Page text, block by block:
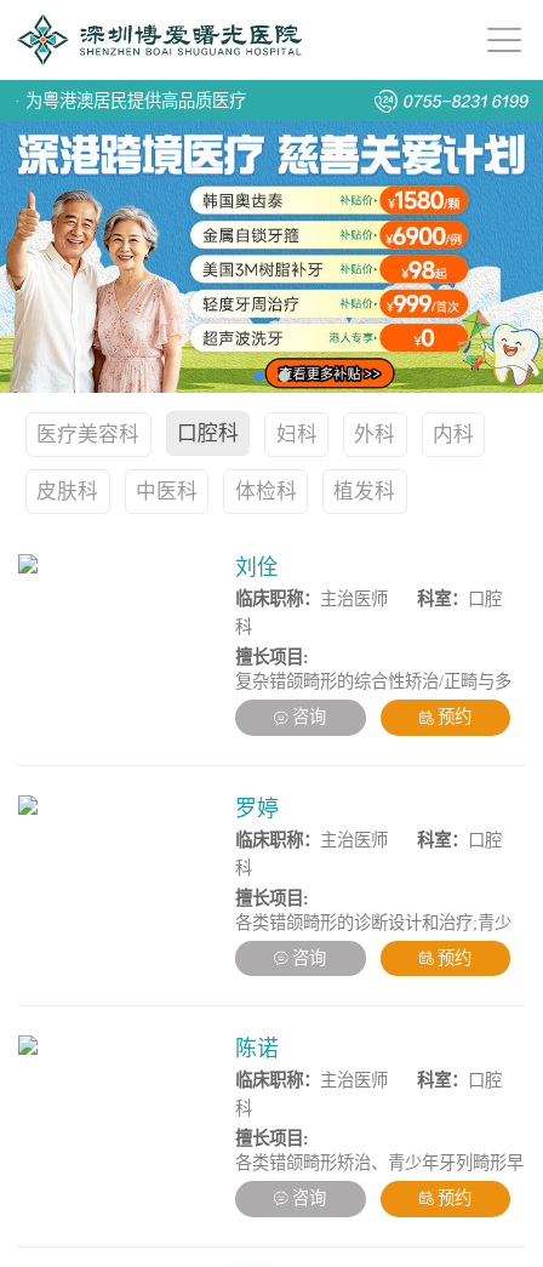
· 为粤港澳居民提供高品质医疗
医疗美容科 口腔科 妇科 外科 内科
皮肤科 中医科 体检科 植发科
刘佺
临床职称： 主治医师 科室：
口腔
科
擅长项目:
复杂错颌畸形的综合性矫治/正畸与多
学科的联合治疗/数字化隐形正畸/发育
期儿童疑难正畸治疗。
咨询 预约
罗婷
临床职称： 主治医师 科室：
口腔
科
擅长项目:
各类错颌畸形的诊断设计和治疗;青少
年牙列畸形及发育不良的早期诊断治
疗。擅长牙列缺损 烤瓷牙修复 美学贴
如牙疼等症状的治疗。
咨询 预约
陈诺
临床职称： 主治医师 科室：
口腔
科
擅长项目:
各类错颌畸形矫治、青少年牙列畸形早
矫、前牙美学修复、数字化修复、牙体
牙髓病治疗、复杂牙周病综合治疗、疑
咨询 预约